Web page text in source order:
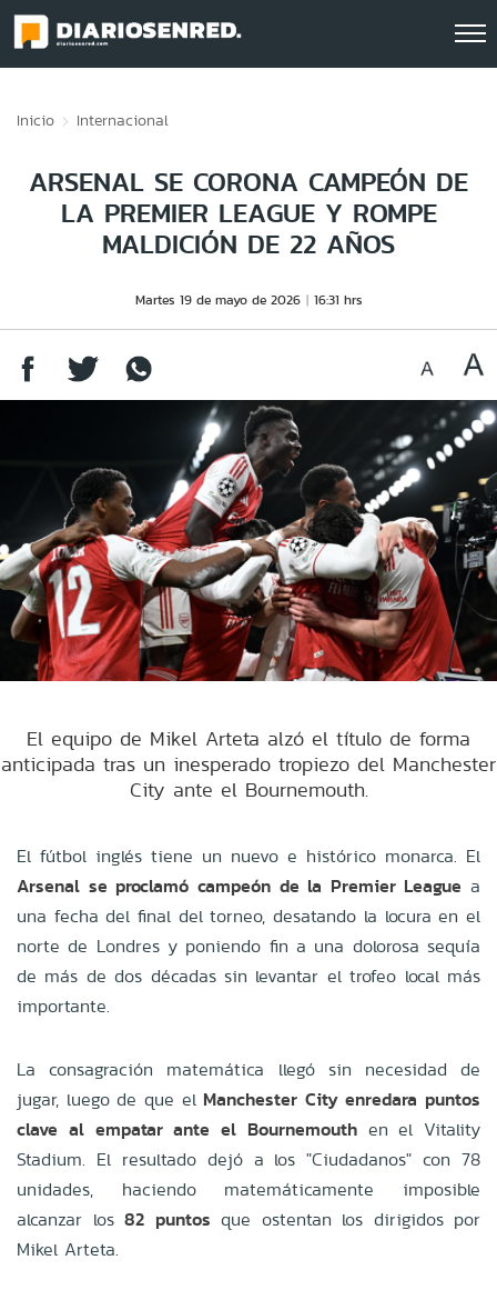
Inicio Internacional
ARSENAL SE CORONA CAMPEÓN DE
LA PREMIER LEAGUE Y ROMPE
MALDICIÓN DE 22 AÑOS
Martes 19 de mayo de 2026 16:31 hrs
El equipo de Mikel Arteta alzó el título de forma
anticipada tras un inesperado tropiezo del Manchester
City ante el Bournemouth.
El fútbol inglés tiene un nuevo e histórico monarca. El
Arsenal se proclamó campeón de la Premier League a
una fecha del final del torneo, desatando la locura en el
norte de Londres y poniendo fin a una dolorosa sequía
de más de dos décadas sin levantar el trofeo local más
importante.
La consagración matemática llegó sin necesidad de
jugar, luego de que el Manchester City enredara puntos
clave al empatar ante el Bournemouthen el Vitality
Stadium. El resultado dejó a los "Ciudadanos" con 78
unidades, haciendo matemáticamente imposible
alcanzar los 82 puntos que ostentan los dirigidos por
Mikel Arteta.